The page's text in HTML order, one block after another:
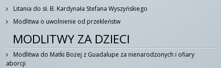
Litania do sł. B. Kardynała Stefana Wyszyńskiego
Modlitwa o uwolnienie od przekleństw
MODLITWY ZA DZIECI
Modlitwa do Matki Bożej z Guadalupe za nienarodzonych i ofiary
aborcji